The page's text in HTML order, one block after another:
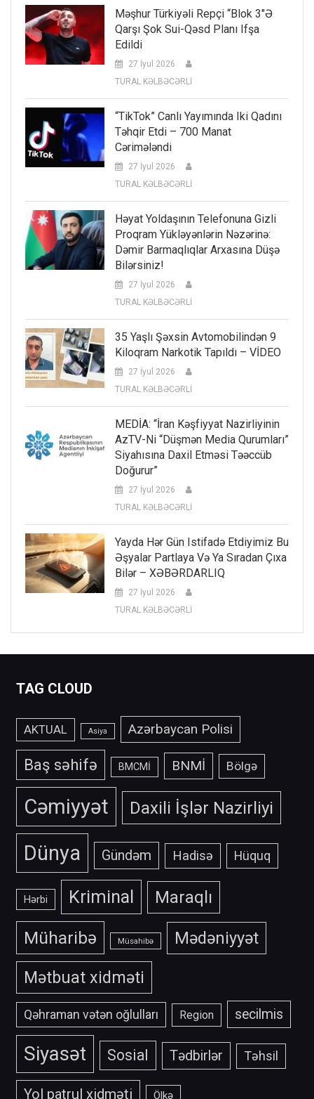
Məşhur Türkiyəli Repçi “Blok 3″ə
Qarşı Şok Sui-Qəsd Planı Ifşa
Edildi
27 İyul 2026
TURAL KƏLBƏCƏRLİ
“TikTok” Canlı Yayımında Iki Qadını
Təhqir Etdi – 700 Manat
Cərimələndi
27 İyul 2026
TURAL KƏLBƏCƏRLİ
Həyat Yoldaşının Telefonuna Gizli
Proqram Yükləyənlərin Nəzərinə:
Dəmir Barmaqlıqlar Arxasına Düşə
Bilərsiniz!
27 İyul 2026
TURAL KƏLBƏCƏRLİ
35 Yaşlı Şəxsin Avtomobilindən 9
Kiloqram Narkotik Tapıldı – VİDEO
27 İyul 2026
TURAL KƏLBƏCƏRLİ
MEDİA: “İran Kəşfiyyat Nazirliyinin
AzTV-Ni “düşmən Media Qurumları”
Siyahısına Daxil Etməsi Təəccüb
Doğurur”
27 İyul 2026
TURAL KƏLBƏCƏRLİ
Yayda Hər Gün Istifadə Etdiyimiz Bu
Əşyalar Partlaya Və Ya Sıradan Çıxa
Bilər – XƏBƏRDARLIQ
27 İyul 2026
TURAL KƏLBƏCƏRLİ
TAG CLOUD
AKTUAL Asiya Azərbaycan Polisi
Baş səhifə BMCMİ BNMİ Bölgə
Cəmiyyət Daxili İşlər Nazirliyi
Dünya Gündəm Hadisə Hüquq
Hərbi Kriminal Maraqlı
Müharibə Müsahibə
Mədəniyyət
Mətbuat xidməti
Qəhraman vətən oğlulları Region secilmis
Siyasət Sosial Tədbirlər Təhsil
Yol patrul xidməti Ölkə